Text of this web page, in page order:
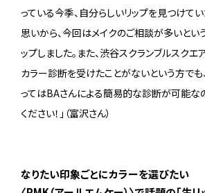
っている今季、自分らしいリップを見つけて
思いから、今回はメイクのご相談が多いとい
ップしました。また、渋谷スクランブルスクエ
カラー診断を受けたことがないという方でも
ってはBAさんによる簡易的な診断が可能な
ください！」（富沢さん）
なりたい印象ごとにカラーを選びたい